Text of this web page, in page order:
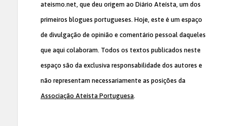
ateismo.net, que deu origem ao Diário Ateísta, um dos
primeiros blogues portugueses. Hoje, este é um espaço
de divulgação de opinião e comentário pessoal daqueles
que aqui colaboram. Todos os textos publicados neste
espaço são da exclusiva responsabilidade dos autores e
não representam necessariamente as posições da
Associação Ateísta Portuguesa.